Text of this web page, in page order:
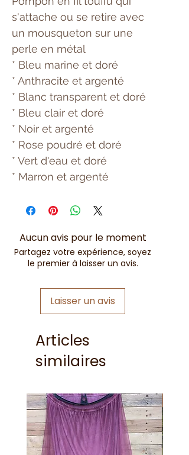
s'attache ou se retire avec
un mousqueton sur une
perle en métal
* Bleu marine et doré
* Anthracite et argenté
* Blanc transparent et doré
* Bleu clair et doré
* Noir et argenté
* Rose poudré et doré
* Vert d'eau et doré
* Marron et argenté
Aucun avis pour le moment
Partagez votre expérience, soyez
le premier à laisser un avis.
Laisser un avis
Articles
similaires